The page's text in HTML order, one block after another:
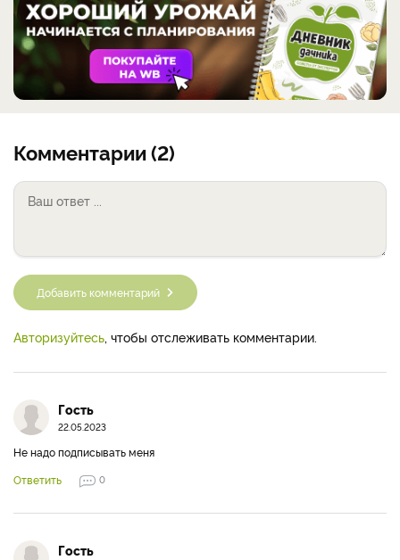
Комментарии (2)
Добавить комментарий
Авторизуйтесь , чтобы отслеживать комментарии.
Гость
22.05.2023
Не надо подписывать меня
Ответить
0
Гость